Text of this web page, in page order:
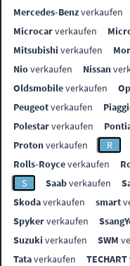
Mercedes-Benzverkaufen
Microcarverkaufen
Mitsubishi verkaufen
Nioverkaufen Nissan
Oldsmobileverkaufen
Peugeotverkaufen
Polestarverkaufen
Protonverkaufen R
Rolls-Royceverkaufen
S
Saabverkaufen
Skodaverkaufen smart
Spykerverkaufen
Suzuki verkaufen SWM
Tataverkaufen TECHART